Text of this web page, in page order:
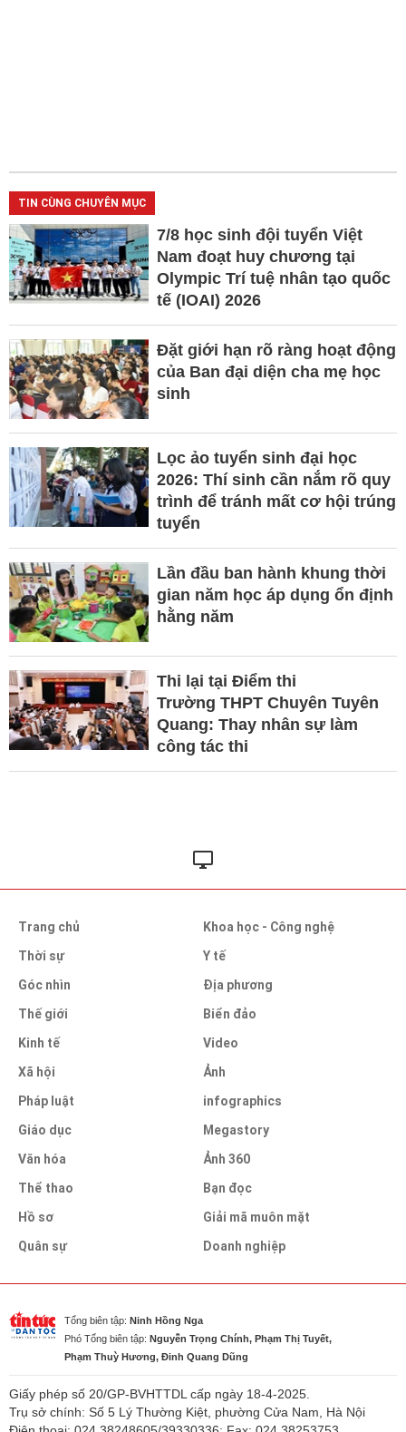
TIN CÙNG CHUYÊN MỤC
7/8 học sinh đội tuyển Việt
Nam đoạt huy chương tại
Olympic Trí tuệ nhân tạo quốc
tế (IOAI) 2026
Đặt giới hạn rõ ràng hoạt động
của Ban đại diện cha mẹ học
sinh
Lọc ảo tuyển sinh đại học
2026: Thí sinh cần nắm rõ quy
trình để tránh mất cơ hội trúng
tuyển
Lần đầu ban hành khung thời
gian năm học áp dụng ổn định
hằng năm
Thi lại tại Điểm thi
Trường THPT Chuyên Tuyên
Quang: Thay nhân sự làm
công tác thi
Trang chủ
Thời sự
Góc nhìn
Thế giới
Kinh tế
Xã hội
Pháp luật
Giáo dục
Văn hóa
Thể thao
Hồ sơ
Quân sự
Khoa học - Công nghệ
Y tế
Địa phương
Biển đảo
Video
Ảnh
infographics
Megastory
Ảnh 360
Bạn đọc
Giải mã muôn mặt
Doanh nghiệp
Tổng biên tập: Ninh Hồng Nga
Phó Tổng biên tập: Nguyễn Trọng Chính, Phạm Thị Tuyết,
Phạm Thuỳ Hương, Đinh Quang Dũng
Giấy phép số 20/GP-BVHTTDL cấp ngày 18-4-2025.
Trụ sở chính: Số 5 Lý Thường Kiệt, phường Cửa Nam, Hà Nội